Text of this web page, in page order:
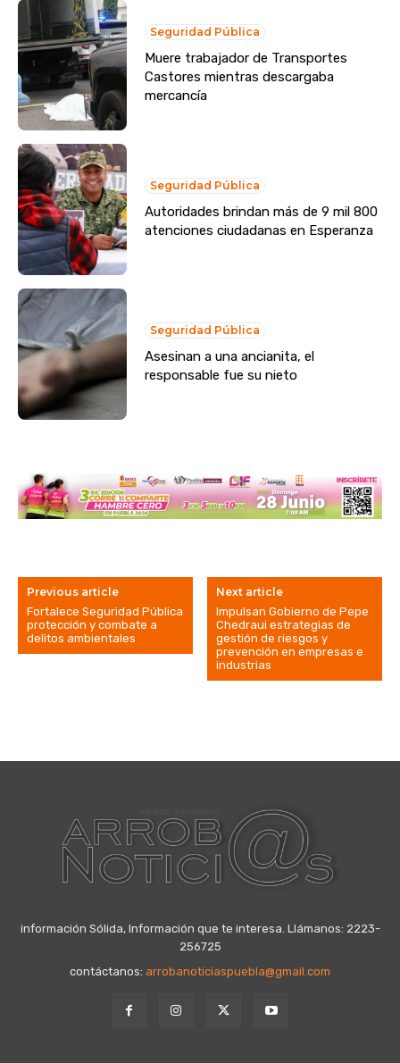
Seguridad Pública
Muere trabajador de Transportes
Castores mientras descargaba
mercancía
Seguridad Pública
Autoridades brindan más de 9 mil 800
atenciones ciudadanas en Esperanza
Seguridad Pública
Asesinan a una ancianita, el
responsable fue su nieto
Previous article
Fortalece Seguridad Pública
protección y combate a
delitos ambientales
Next article
Impulsan Gobierno de Pepe
Chedraui estrategias de
gestión de riesgos y
prevención en empresas e
industrias
información Sólida, Información que te interesa. Llámanos: 2223-
256725
contáctanos: arrobanoticiaspuebla@gmail.com